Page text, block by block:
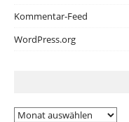
Kommentar-Feed
WordPress.org
Archiv